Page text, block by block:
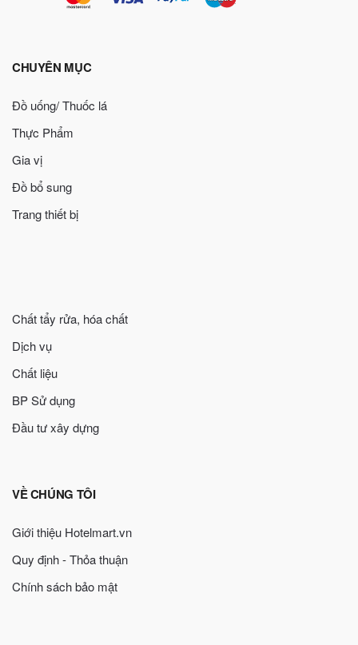
CHUYÊN MỤC
Đồ uống/ Thuốc lá
Thực Phẩm
Gia vị
Đồ bổ sung
Trang thiết bị
Chất tẩy rửa, hóa chất
Dịch vụ
Chất liệu
BP Sử dụng
Đầu tư xây dựng
VỀ CHÚNG TÔI
Giới thiệu Hotelmart.vn
Quy định - Thỏa thuận
Chính sách bảo mật